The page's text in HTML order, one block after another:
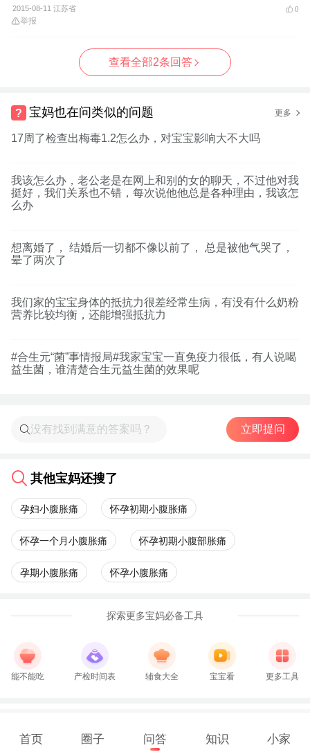
树友u31316962：
2015-08-11 江苏省 0
举报
查看全部2条回答
宝妈也在问类似的问题 更多
17周了检查出梅毒1.2怎么办，对宝宝影响大不大吗
我该怎么办，老公老是在网上和别的女的聊天，不过他对我
挺好，我们关系也不错，每次说他他总是各种理由，我该怎
么办
想离婚了， 结婚后一切都不像以前了， 总是被他气哭了，
晕了两次了
我们家的宝宝身体的抵抗力很差经常生病，有没有什么奶粉
营养比较均衡，还能增强抵抗力
#合生元“菌”事情报局#我家宝宝一直免疫力很低，有人说喝
益生菌，谁清楚合生元益生菌的效果呢
立即提问
其他宝妈还搜了
孕妇小腹胀痛 怀孕初期小腹胀痛
怀孕一个月小腹胀痛 怀孕初期小腹部胀痛
孕期小腹胀痛 怀孕小腹胀痛
探索更多宝妈必备工具
能不能吃 产检时间表 辅食大全 宝宝看 更多工具
首页 圈子 问答 知识 小家